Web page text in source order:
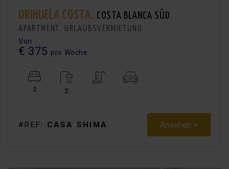
ORIHUELA COSTA. COSTA BLANCA SÜD
APARTMENT. URLAUBSVERMIETUNG
Von
€ 375 pro Woche
2 2
#REF: CASA SHIMA Ansehen +